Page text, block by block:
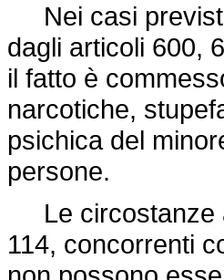
Nei casi previsti
dagli articoli 600,
il fatto è
narcotiche,
psichica del
persone.
Le circostanze
114, concorrenti